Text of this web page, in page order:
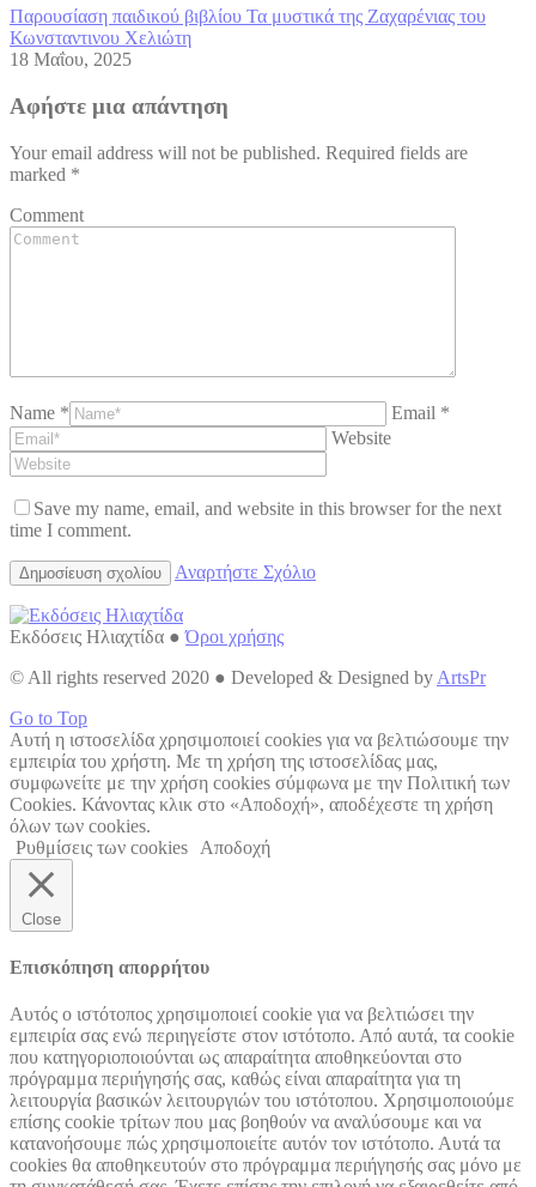
Παρουσίαση παιδικού βιβλίου Τα μυστικά της Ζαχαρένιας του
Κωνσταντινου Χελιώτη
18 Μαΐου, 2025
Αφήστε μια απάντηση
Your email address will not be published. Required fields are
marked *
Comment
Name *
Email *
Website
Save my name, email, and website in this browser for the next
time I comment.
Αναρτήστε Σχόλιο
Εκδόσεις Ηλιαχτίδα ●Όροι χρήσης
© All rights reserved 2020 ● Developed & Designed by ArtsPr
Go to Top
Αυτή η ιστοσελίδα χρησιμοποιεί cookies για να βελτιώσουμε την
εμπειρία του χρήστη. Με τη χρήση της ιστοσελίδας μας,
συμφωνείτε με την χρήση cookies σύμφωνα με την Πολιτική των
Cookies. Κάνοντας κλικ στο «Αποδοχή», αποδέχεστε τη χρήση
όλων των cookies.
Ρυθμίσεις των cookies
Αποδοχή
Close
Επισκόπηση απορρήτου
Αυτός ο ιστότοπος χρησιμοποιεί cookie για να βελτιώσει την
εμπειρία σας ενώ περιηγείστε στον ιστότοπο. Από αυτά, τα cookie
που κατηγοριοποιούνται ως απαραίτητα αποθηκεύονται στο
πρόγραμμα περιήγησής σας, καθώς είναι απαραίτητα για τη
λειτουργία βασικών λειτουργιών του ιστότοπου. Χρησιμοποιούμε
επίσης cookie τρίτων που μας βοηθούν να αναλύσουμε και να
κατανοήσουμε πώς χρησιμοποιείτε αυτόν τον ιστότοπο. Αυτά τα
cookies θα αποθηκευτούν στο πρόγραμμα περιήγησής σας μόνο με